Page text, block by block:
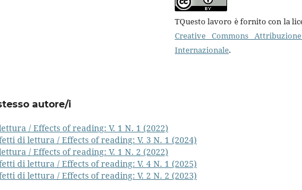
TQuesto lavoro è fornito con la
Creative Commons
Internazionale.
autore/i
/ Effects of reading: V. 1 N. 1 (2022)
di lettura / Effects of reading: V. 3 N. 1 (2024)
/ Effects of reading: V. 1 N. 2 (2022)
di lettura / Effects of reading: V. 4 N. 1 (2025)
di lettura / Effects of reading: V. 2 N. 2 (2023)